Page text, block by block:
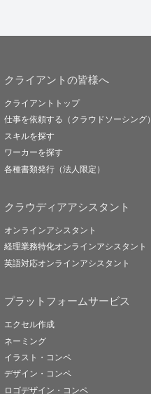
クライアントの皆様へ
クライアントトップ
仕事を依頼する（クラウドソーシング）
スキルを探す
ワーカーを探す
各種書類発行（法人限定）
クラウディアアシスタント
オンラインアシスタント
経理業務特化オンラインアシスタント
英語対応オンラインアシスタント
プラットフォームサービス
エクセル作成
ネーミング
イラスト・コンペ
デザイン・コンペ
ロゴデザイン・コンペ